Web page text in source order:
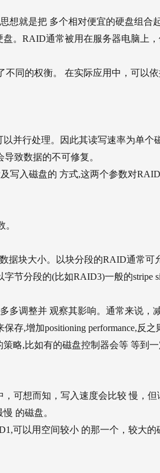
思想就是把 多个相对便宜的硬盘组合
。RAID通常被用在服务器电脑上，
不同的权衡。 在实际应用中，可以
并行处理。因此其读写速率为单个
致数据的不可修复。
写入磁盘的 方式,这两个参数对
数据块大小。以块分段的RAID通常可
节分段的(比如RAID3)一般的stripe
多调整并 观察其影响。通常来说，
存,增加positioning performance,反之
略,比如有的磁盘控制器会等 等到一
可想而知，写入速度会比较 慢，但
的磁盘。
可以用空间较小 的那一个，较大的